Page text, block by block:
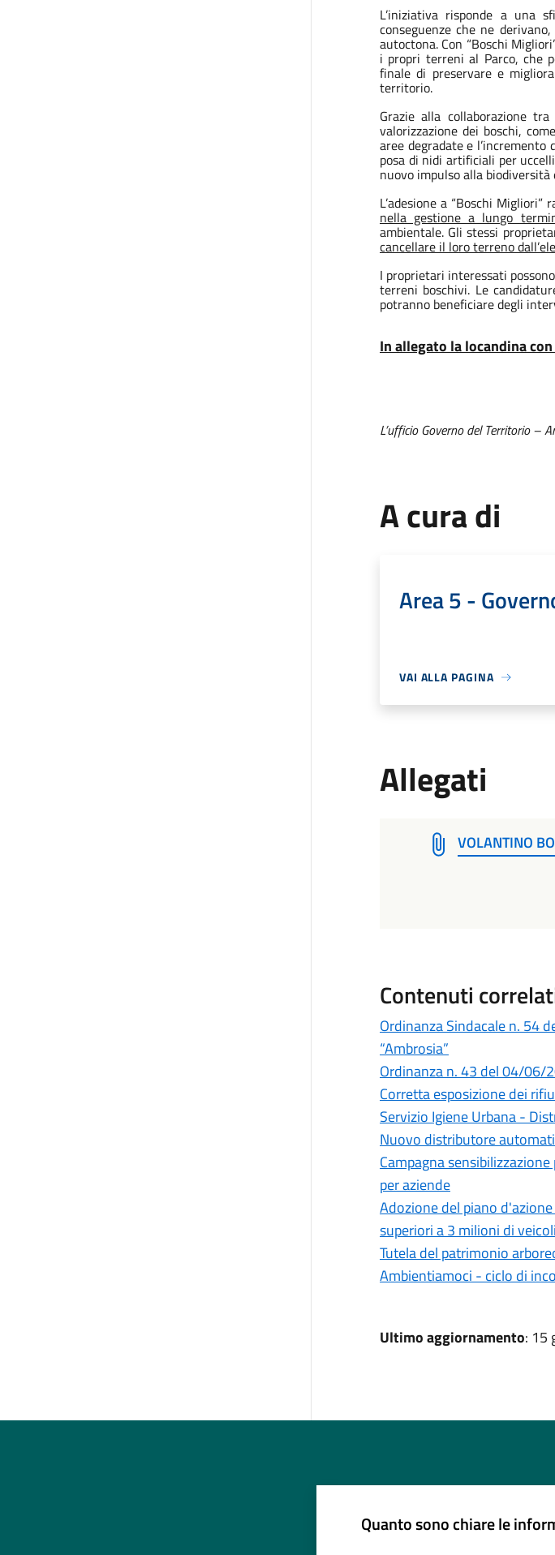
L’iniziativa risponde a una
conseguenze che ne
autoctona. Con “Boschi
i propri terreni al Parco, che
finale di preservare e
territorio.
Grazie alla collaborazione
valorizzazione dei boschi,
aree degradate e
posa di nidi artificiali per
nuovo impulso alla biodiversità
L’adesione a “Boschi Migliori”
nella gestione a lungo
ambientale. Gli stessi
cancellare il loro terreno
I proprietari interessati
terreni boschivi. Le
potranno beneficiare degli
In allegato la locandina
L’ufficio Governo del Territorio –
A cura di
Area 5 -
VAI ALLA PAGINA
Allegati
VOLANTINO
Contenuti
Ordinanza Sindacale n. 54
“Ambrosia”
Ordinanza n. 43 del 04/06/
Corretta esposizione dei
Servizio Igiene Urbana -
Nuovo distributore
Campagna
per aziende
Adozione del piano
superiori a 3 milioni di
Tutela del patrimonio
Ambientiamoci - ciclo di
Ultimo aggiornamento: 15
Quanto sono chiare le